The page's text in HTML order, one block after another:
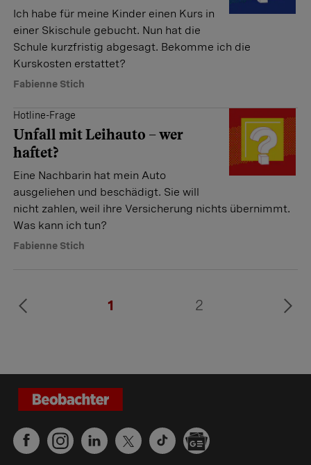
Ich habe für meine Kinder ­einen Kurs in
einer Skischule gebucht. Nun hat die
Schule kurzfristig abgesagt. Bekomme ich die
Kurskosten erstattet?
Fabienne Stich
Hotline-Frage
Unfall mit Leihauto – wer
haftet?
Eine Nachbarin hat mein Auto
ausgeliehen und beschädigt. Sie will
nicht zahlen, weil ihre Versicherung nichts übernimmt.
Was kann ich tun?
Fabienne Stich
1 2